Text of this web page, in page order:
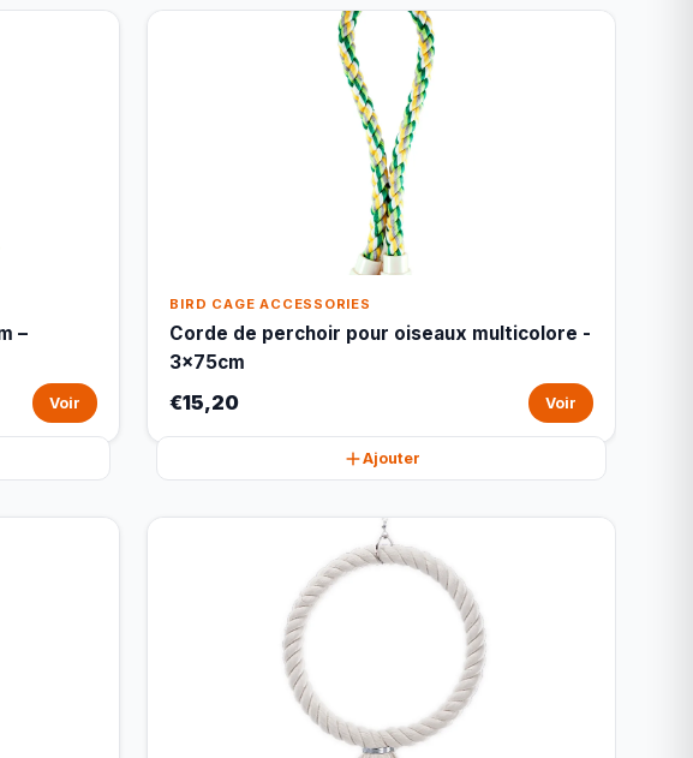
–
Voir
BIRD CAGE ACCESSORIES
Corde de perchoir pour oiseaux multicolore -
3x75cm
€15,20 Voir
Ajouter